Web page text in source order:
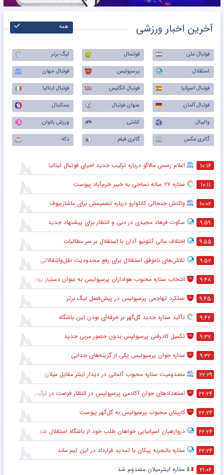
آخرین اخبار ورزشی همه
فوتبال ملی فوتسال
لیگ برتر
استقلال
پرسپولیس
فوتبال جهان
فوتبال اسپانیا
فوتبال انگلیس
فوتبال ایتالیا
فوتبال آلمان
منهای فوتبال
بسکتبال
والیبال
کشتی
ورزش بانوان
گالری عکس
گالری فیلم دکه
۱۰:۱۶ اعلام رسمی مالاگو درباره ترکیب جدید احیای فوتبال ایتالیا
۱۰:۱۱ ستاره ۲۷ ساله نساجی به خیبر خرم‌آباد پیوست
۱۰:۰۲ واکنش جنجالی کاناوارو درباره تصمیمش برای ماشاریپوف
۹:۵۹ سکوت فرهاد مجیدی در دبی و انتظار برای پیشنهاد جدید
۹:۵۵ اختلاف مالی آنتونیو آدان با استقلال بر سر مطالبات
۹:۵۲ تلاش‌های ناموفق استقلال برای رفع محدودیت نقل‌وانتقالاتی
۹:۴۸ انتخاب ستاره محبوب هواداران پرسپولیس به عنوان دستیار بهادر عبدی
۹:۴۵ عملکرد تهاجمی پرسپولیس در پیش‌فصل لیگ برتر
۹:۴۲ تأکید ستاره جدید گل‌گهر بر حرفه‌ای بودن این باشگاه
۹:۳۷ تکمیل کادرفنی پرسپولیس بدون حضور مربی جدید
۹:۳۲ ستاره جوان پرسپولیس یکی از گزینه‌های جدایی
۲۲:۲۹ مصدومیت ستاره محبوب آلمانی در دیدار اینتر مقابل میلان
۲۲:۲۴ استعدادهای جوان آکادمی پرسپولیس در انتظار فرصت در ترکیب اصلی
۲۲:۲۴ کاپیتان محبوب پرسپولیس به گل‌گهر پیوست
۲۲:۲۴ دروازهبان اسپانیایی خواهان طلب خود از باشگاه استقلال شد
۲۲:۲۴ ستاره باتجربه پیکان با تمدید قرارداد در این تیم ماند
۲۱:۰۶ ستاره اینترمیلان مصدوم شد